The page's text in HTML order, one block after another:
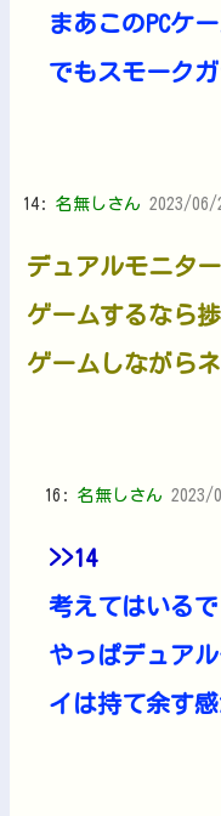
まあこのPCケ
でもスモーク
14: 名無しさん 2023/
デュアルモニタ
ゲームするなら
ゲームしながら
16: 名無しさん 2023/
>>14
考えてはいるで
やっぱデュア
イは持て余す